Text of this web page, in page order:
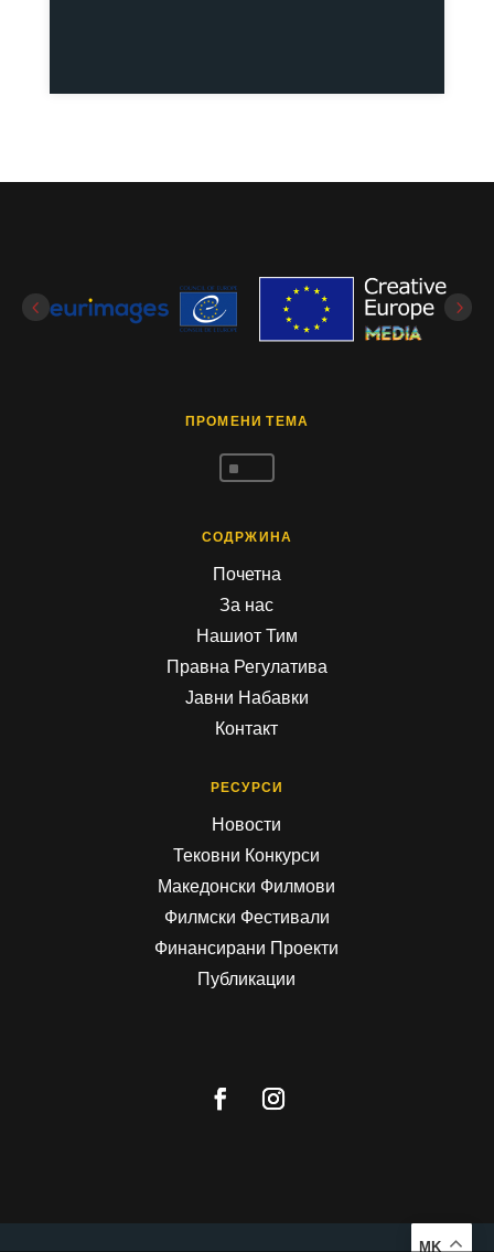
ПРОМЕНИ ТЕМА
^
СОДРЖИНА
Почетна
За нас
Нашиот Тим
Правна Регулатива
Јавни Набавки
Контакт
РЕСУРСИ
Новости
Тековни Конкурси
Македонски Филмови
Филмски Фестивали
Финансирани Проекти
Публикации
MK